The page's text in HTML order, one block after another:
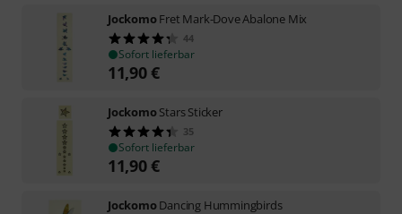
JockomoFret Mark-Dove Abalone Mix
44
Sofort lieferbar
11,90€
JockomoStars Sticker
35
Sofort lieferbar
11,90€
JockomoDancing Hummingbirds